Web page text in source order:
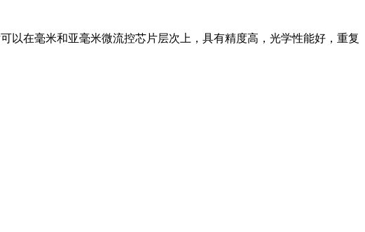
以在毫米和亚毫米微流控芯片层次上，具有精度高，光学性能好，重复